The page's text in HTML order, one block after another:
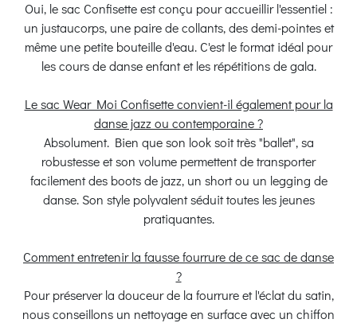
Oui, le sac Confisette est conçu pour accueillir l'essentiel :
un justaucorps, une paire de collants, des demi-pointes et
même une petite bouteille d'eau. C'est le format idéal pour
les cours de danse enfant et les répétitions de gala.
Le sac Wear Moi Confisette convient-il également pour la
danse jazz ou contemporaine ?
Absolument. Bien que son look soit très "ballet", sa
robustesse et son volume permettent de transporter
facilement des boots de jazz, un short ou un legging de
danse. Son style polyvalent séduit toutes les jeunes
pratiquantes.
Comment entretenir la fausse fourrure de ce sac de danse
?
Pour préserver la douceur de la fourrure et l'éclat du satin,
nous conseillons un nettoyage en surface avec un chiffon